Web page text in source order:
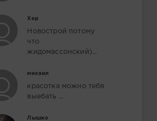
Хер
Новострой потому
что
жидомассонский)...
михаил
красотка можно тебя
выебать ...
Лышко